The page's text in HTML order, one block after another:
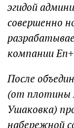
эгидой
совершенно
компании
После
(от плотины
Ушаковка)
набережной